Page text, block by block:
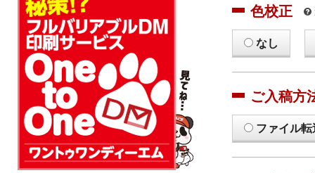
色校正
なし
ご入稿方
ファイル